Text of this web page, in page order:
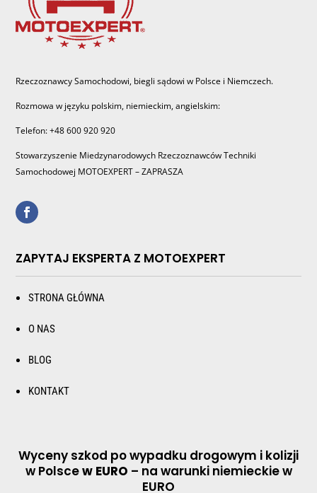
Rzeczoznawcy Samochodowi, biegli sądowi w Polsce i Niemczech.
Rozmowa w języku polskim, niemieckim, angielskim:
Telefon: +48 600 920 920
Stowarzyszenie Miedzynarodowych Rzeczoznawców Techniki
Samochodowej MOTOEXPERT – ZAPRASZA
ZAPYTAJ EKSPERTA Z MOTOEXPERT
STRONA GŁÓWNA
O NAS
BLOG
KONTAKT
Wyceny szkod po wypadku drogowym i kolizji
w Polscew EURO – na warunki niemieckie w
EURO